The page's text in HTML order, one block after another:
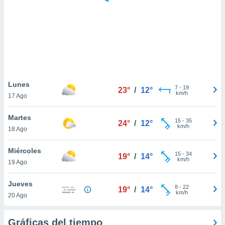
únicos
similares
como
IP
posible
traten tus
en
Para
Lunes
17 Ago
23° / 12° 7- 19
km/h
Martes
18 Ago
24° / 12° 15- 35
km/h
Miércoles
19 Ago
19° / 14° 15- 34
km/h
Jueves
20 Ago
19° / 14° 8- 22
km/h
Gráficas del tiempo